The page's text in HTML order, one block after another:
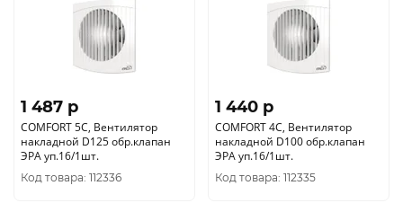
1 487 p
COMFORT 5C, Вентилятор
накладной D125 обр.клапан
ЭРА уп.16/1шт.
Код товара: 112336
1 440 p
COMFORT 4C, Вентилятор
накладной D100 обр.клапан
ЭРА уп.16/1шт.
Код товара: 112335